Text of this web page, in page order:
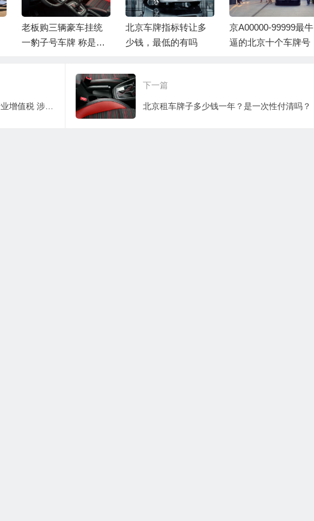
老板购三辆豪车挂统
一豹子号车牌 称是依
北京车牌指标转让多
少钱，最低的有吗
京A00000-99999最牛
逼的北京十个车牌号
下一篇
北京租车牌子多少钱一年？是一次性付清吗？